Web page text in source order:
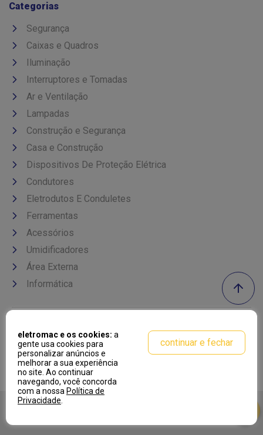
Categorias
Segurança
Caixas e Quadros
Iluminação
Interruptores e Tomadas
Ar e Ventilação
Lampadas
Construção e Segurança
Casa e Construção
Dispositivos De Proteção Elétrica
Condutores
Eletrodutos E Conduletes
Ferramentas
Acessórios
Umidificadores
Área Externa
Informática
eletromac e os cookies: a
gente usa cookies para
personalizar anúncios e
melhorar a sua experiência
no site. Ao continuar
navegando, você concorda
com a nossa Política de
Privacidade
continuar e fechar